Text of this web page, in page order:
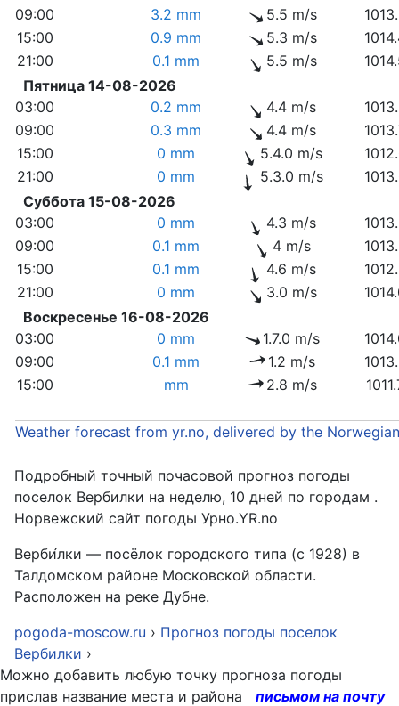
09:00 3.2 mm 5.5 m/s
15:00
0.9 mm 5.3 m/s
21:00
0.1 mm 5.5 m/s
Пятница 14-08-2026
03:00
0.2 mm 4.4 m/s
09:00
0.3 mm 4.4 m/s
15:00
0 mm 5.4.0 m/s
21:00
0 mm 5.3.0 m/s
Суббота 15-08-2026
03:00
0 mm 4.3 m/s
09:00
0.1 mm 4 m/s
15:00
0.1 mm 4.6 m/s
21:00
0 mm 3.0 m/s
Воскресенье 16-08-2026
03:00
0 mm 1.7.0 m/s
09:00
0.1 mm 1.2 m/s
15:00
mm 2.8 m/s
Weather forecast from yr.no, delivered by the
Подробный точный почасовой прогноз погоды
поселок Вербилки на неделю, 10 дней по городам .
Норвежский сайт погоды Урно.YR.no
Верби́лки — посёлок городского типа (с 1928) в
Талдомском районе Московской области.
Расположен на реке Дубне.
pogoda-moscow.ru › Прогноз погоды поселок
Вербилки ›
Можно добавить любую точку прогноза погоды
прислав название места и района
письмом на почту